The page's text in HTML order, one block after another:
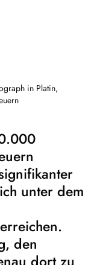
in Platin,
unter dem
den